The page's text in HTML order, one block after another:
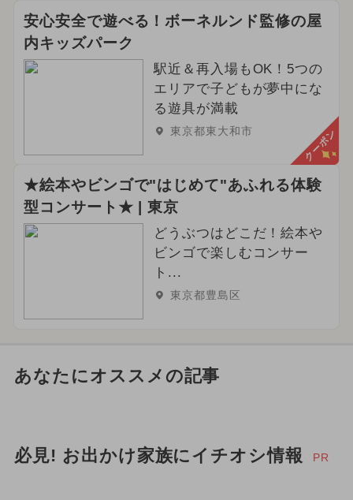
安心安全で遊べる！ボーネルンド監修の屋
内キッズパーク
駅近＆再入場もOK！5つの
エリアで子どもが夢中にな
る遊具が満載
東京都東大和市 クーポン
★絵本やビンゴで"はじめて"あふれる体験
型コンサート★ | 東京
どうぶつはどこだ！絵本や
ビンゴで楽しむコンサー
ト...
東京都豊島区
あなたにオススメの記事
必見! お出かけ家族にイチオシ情報 PR